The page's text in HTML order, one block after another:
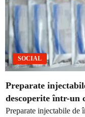
SOCIAL
Preparate
descoperite într-un
Preparate injectabile de